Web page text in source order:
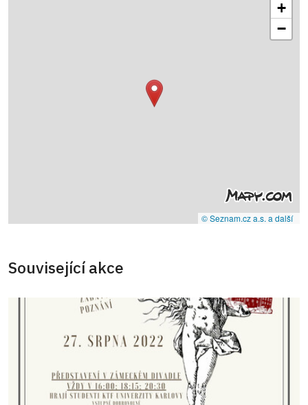
+
−
© Seznam.cz a.s. a další
Související akce